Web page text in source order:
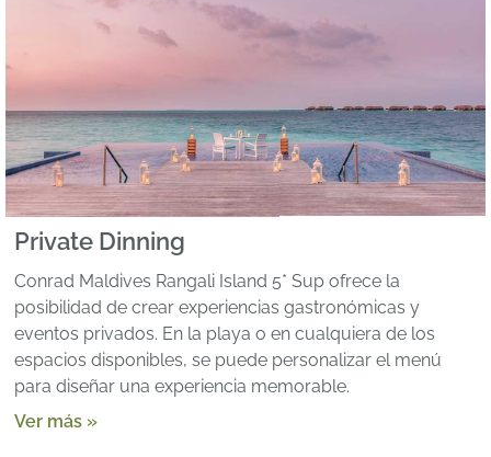
Private Dinning
Conrad Maldives Rangali Island 5* Sup ofrece la
posibilidad de crear experiencias gastronómicas y
eventos privados. En la playa o en cualquiera de los
espacios disponibles, se puede personalizar el menú
para diseñar una experiencia memorable.
Ver más »